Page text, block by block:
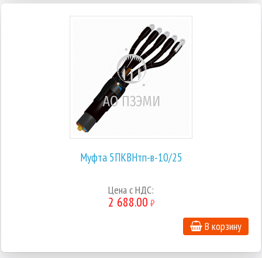
Муфта 5ПКВНтп-в-10/25
Цена с НДС:
2 688.00 ₽
В корзину